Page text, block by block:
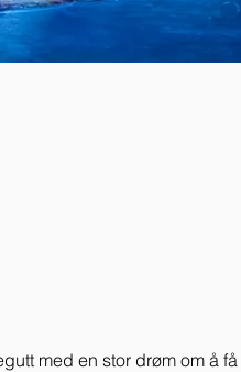
med en stor drøm om å